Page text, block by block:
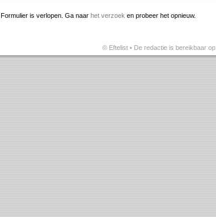
Formulier is verlopen. Ga naar het verzoek en probeer het opnieuw.
© Eftelist • De redactie is bereikbaar op